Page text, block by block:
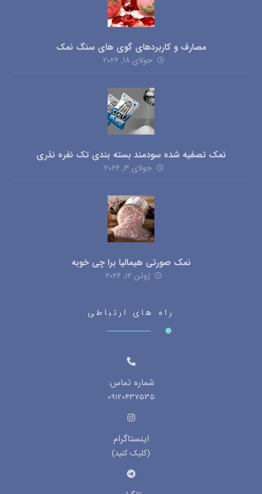
مصارف و کاربردهای گوی های سنگ نمک
جولای ۱۸, ۲۰۲۶
نمک تصفیه شده سودمند بسته بندی تک نفره نذری
جولای ۳, ۲۰۲۶
نمک صورتی هیمالیا برا چی خوبه
ژوئن ۱۲, ۲۰۲۶
راه های ارتباطی
شماره تماس:
09120437535
اینستاگرام
(کلیک کنید)